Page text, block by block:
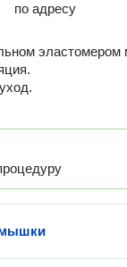
по адресу
эластомером